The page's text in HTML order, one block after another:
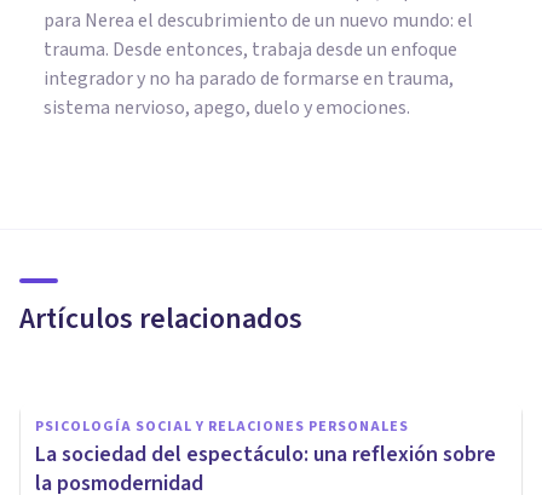
para Nerea el descubrimiento de un nuevo mundo: el
trauma. Desde entonces, trabaja desde un enfoque
integrador y no ha parado de formarse en trauma,
sistema nervioso, apego, duelo y emociones.
Artículos relacionados
qué es y cómo ha evolucionado
PSICOLOGÍA SOCIAL Y RELACIONES PERSONALES
La sociedad del espectáculo: una reflexión sobre
la posmodernidad